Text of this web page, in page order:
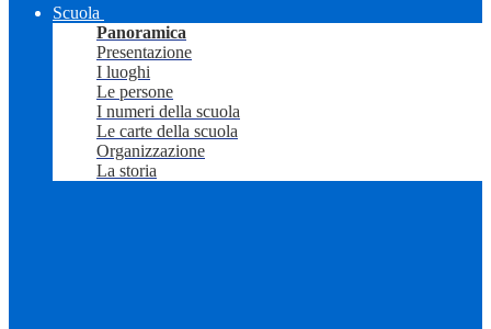
Scuola
Panoramica
Presentazione
I luoghi
Le persone
I numeri della scuola
Le carte della scuola
Organizzazione
La storia